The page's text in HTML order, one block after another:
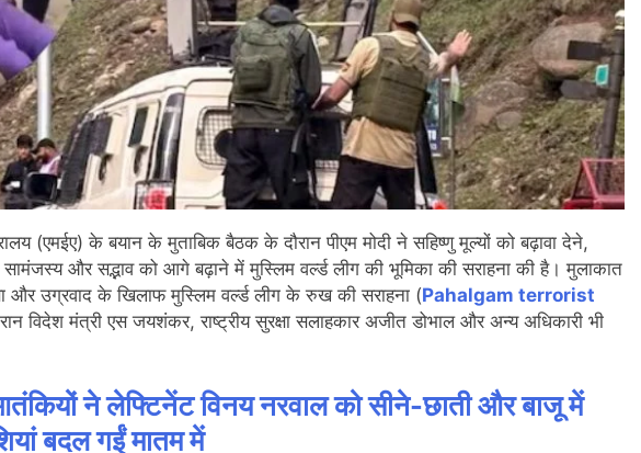
(एमईए) के बयान के मुताबिक बैठक के दौरान पीएम मोदी ने सहिष्णु मूल्यों को बढ़ावा देने,
और सद्भाव को आगे बढ़ाने में मुस्लिम वर्ल्ड लीग की भूमिका की सराहना की है। मुलाकात
और उग्रवाद के खिलाफ मुस्लिम वर्ल्ड लीग के रुख की सराहना (Pahalgam terrorist
विदेश मंत्री एस जयशंकर, राष्ट्रीय सुरक्षा सलाहकार अजीत डोभाल और अन्य अधिकारी भी
ने लेफ्टिनेंट विनय नरवाल को सीने-छाती और बाजू में
बदल गईं मातम में